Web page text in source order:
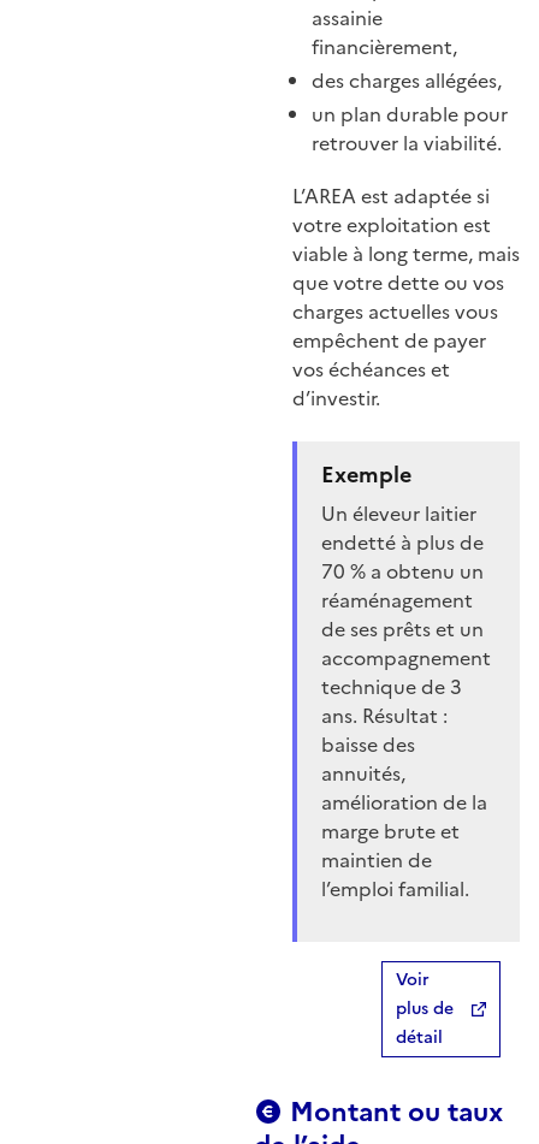
assainie
financièrement,
des charges allégées,
un plan durable pour
retrouver la viabilité.
L’AREA est adaptée si
votre exploitation est
viable à long terme, mais
que votre dette ou vos
charges actuelles vous
empêchent de payer
vos échéances et
d’investir.
Exemple
Un éleveur laitier
endetté à plus de
70 % a obtenu un
réaménagement
de ses prêts et un
accompagnement
technique de 3
ans. Résultat :
baisse des
annuités,
amélioration de la
marge brute et
maintien de
l’emploi familial.
Voir
plus de
détail
Montant ou taux